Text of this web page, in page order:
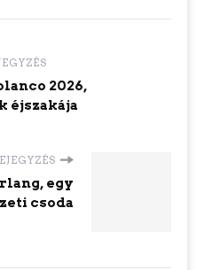
2026,
éjszakája
egy
csoda